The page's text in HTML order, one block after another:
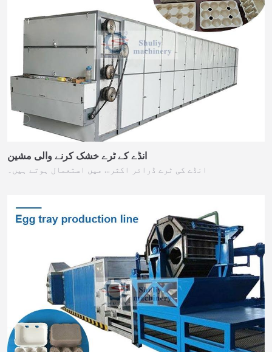
انڈے کے ٹرے خشک کرنے والی مشین
انڈے کی ٹرے ڈرائر اکثر… میں استعمال ہوتے ہیں۔